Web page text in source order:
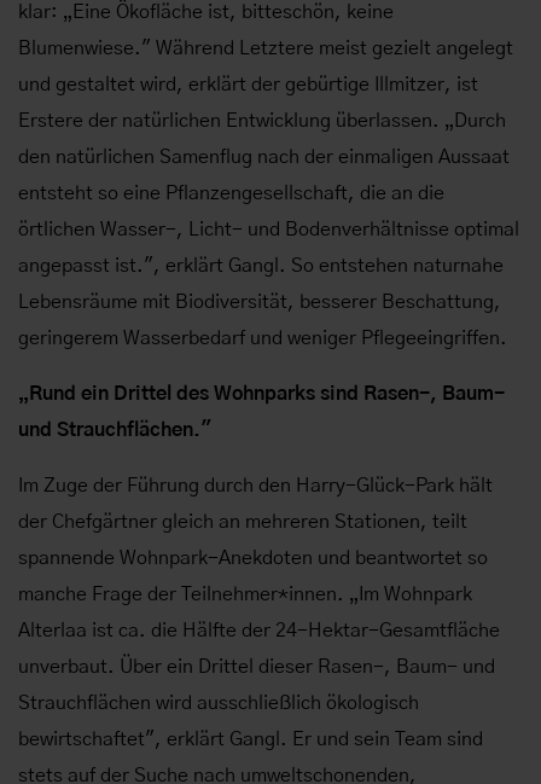
klar: „Eine Ökofläche ist, bitteschön, keine
Blumenwiese." Während Letztere meist gezielt angelegt
und gestaltet wird, erklärt der gebürtige Illmitzer, ist
Erstere der natürlichen Entwicklung überlassen. „Durch
den natürlichen Samenflug nach der einmaligen Aussaat
entsteht so eine Pflanzengesellschaft, die an die
örtlichen Wasser-, Licht- und Bodenverhältnisse optimal
angepasst ist.", erklärt Gangl. So entstehen naturnahe
Lebensräume mit Biodiversität, besserer Beschattung,
geringerem Wasserbedarf und weniger Pflegeeingriffen.
„Rund ein Drittel des Wohnparks sind Rasen-, Baum-
und Strauchflächen."
Im Zuge der Führung durch den Harry-Glück-Park hält
der Chefgärtner gleich an mehreren Stationen, teilt
spannende Wohnpark-Anekdoten und beantwortet so
manche Frage der Teilnehmer*innen. „Im Wohnpark
Alterlaa ist ca. die Hälfte der 24-Hektar-Gesamtfläche
unverbaut. Über ein Drittel dieser Rasen-, Baum- und
Strauchflächen wird ausschließlich ökologisch
bewirtschaftet", erklärt Gangl. Er und sein Team sind
stets auf der Suche nach umweltschonenden,